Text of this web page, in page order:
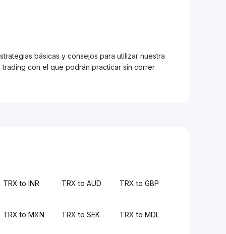
básicas y consejos para utilizar nuestra
con el que podrán practicar sin correr
TRX to INR TRX to AUD TRX to GBP
TRX to MXN TRX to SEK TRX to MDL